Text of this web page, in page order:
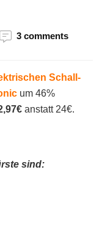
3 comments
Schall-
um 46%
anstatt 24€.
sind: